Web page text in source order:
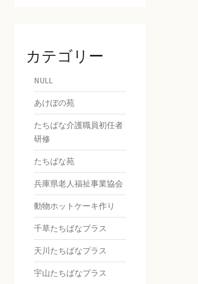
カテゴリー
NULL
あけぼの苑
たちばな介護職員初任者
研修
たちばな苑
兵庫県老人福祉事業協会
動物ホットケーキ作り
千草たちばなプラス
天川たちばなプラス
宇山たちばなプラス